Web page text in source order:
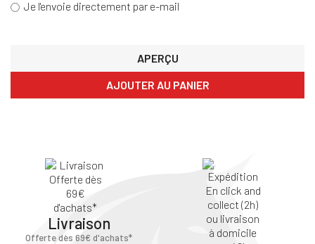
Je l'envoie directement par e-mail
APERÇU
AJOUTER AU PANIER
Livraison
Offerte dès 69€ d'achats*
Vous devez être connecté pour enregistrer des
produits dans votre liste d'envie
CONNECTER